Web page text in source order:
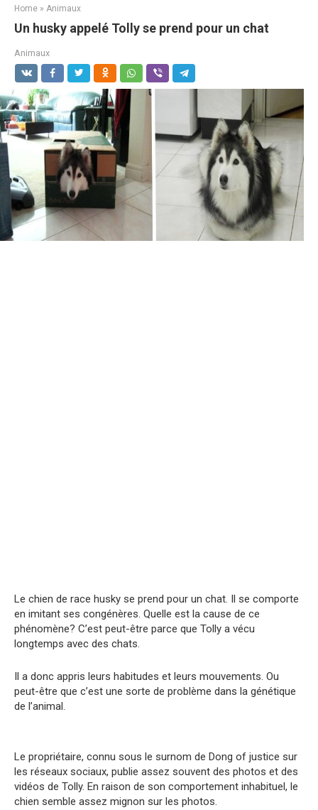
Home » Animaux
Un husky appelé Tolly se prend pour un chat
Animaux
Le chien de race husky se prend pour un chat. Il se comporte
en imitant ses congénères. Quelle est la cause de ce
phénomène? C’est peut-être parce que Tolly a vécu
longtemps avec des chats.
Il a donc appris leurs habitudes et leurs mouvements. Ou
peut-être que c’est une sorte de problème dans la génétique
de l’animal.
Le propriétaire, connu sous le surnom de Dong of justice sur
les réseaux sociaux, publie assez souvent des photos et des
vidéos de Tolly. En raison de son comportement inhabituel, le
chien semble assez mignon sur les photos.